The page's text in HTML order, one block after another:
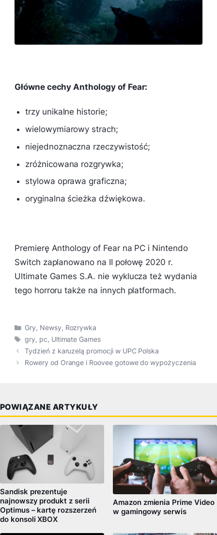
Główne cechy Anthology of Fear:
trzy unikalne historie;
wielowymiarowy strach;
niejednoznaczna rzeczywistość;
zróżnicowana rozgrywka;
stylowa oprawa graficzna;
oryginalna ścieżka dźwiękowa.
Premierę Anthology of Fear na PC i Nintendo
Switch zaplanowano na II połowę 2020 r.
Ultimate Games S.A. nie wyklucza też wydania
tego horroru także na innych platformach.
Kategorie
Gry, Newsy, Rozrywka
Tagi
gry, pc, Ultimate Games
Tydzień z karuzelą promocji w UPC Polska
Rowery od Orange i Roovee gotowe do wypożyczenia
POWIĄZANE ARTYKUŁY
Sandisk prezentuje
najnowszy produkt z serii
Optimus – kartę rozszerzeń
do konsoli XBOX
Amazon zmienia Prime Video
w gamingowy serwis